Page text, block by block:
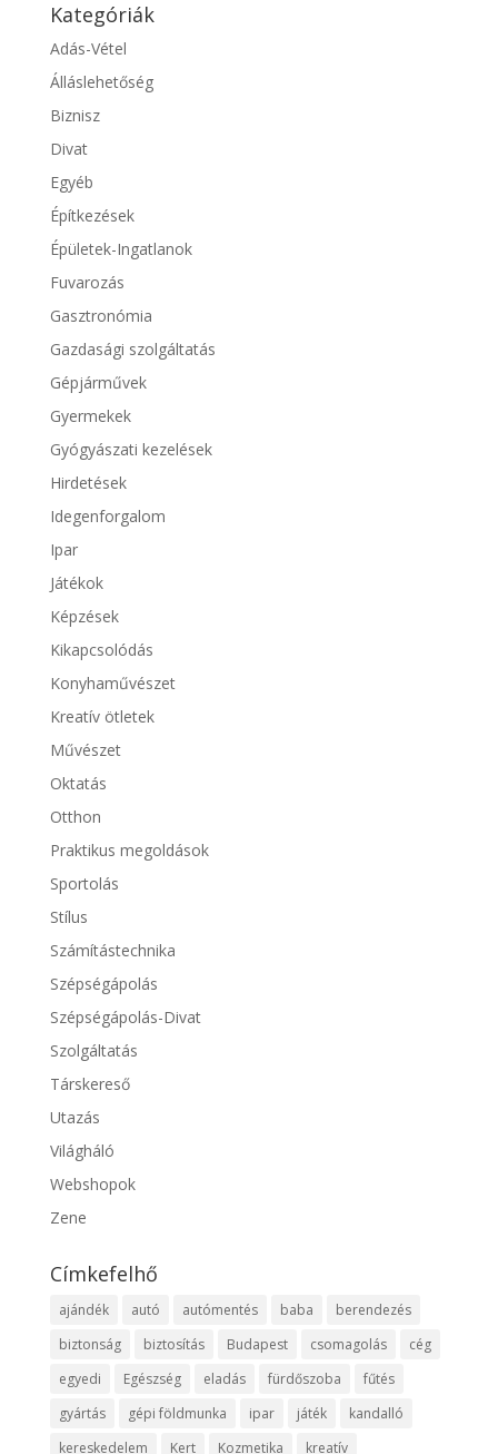
Kategóriák
Adás-Vétel
Álláslehetőség
Biznisz
Divat
Egyéb
Építkezések
Épületek-Ingatlanok
Fuvarozás
Gasztronómia
Gazdasági szolgáltatás
Gépjárművek
Gyermekek
Gyógyászati kezelések
Hirdetések
Idegenforgalom
Ipar
Játékok
Képzések
Kikapcsolódás
Konyhaművészet
Kreatív ötletek
Művészet
Oktatás
Otthon
Praktikus megoldások
Sportolás
Stílus
Számítástechnika
Szépségápolás
Szépségápolás-Divat
Szolgáltatás
Társkereső
Utazás
Világháló
Webshopok
Zene
Címkefelhő
ajándék autó autómentés baba
berendezés
biztonság
biztosítás Budapest csomagolás
cég
egyedi
Egészség eladás fürdőszoba
fűtés
gyártás
gépi földmunka ipar játék
kandalló
kereskedelem
Kert Kozmetika kreatív